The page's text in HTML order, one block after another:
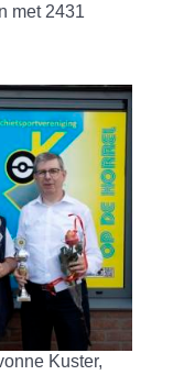
met 2431
Kuster,